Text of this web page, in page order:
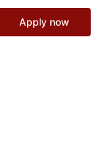
Apply now